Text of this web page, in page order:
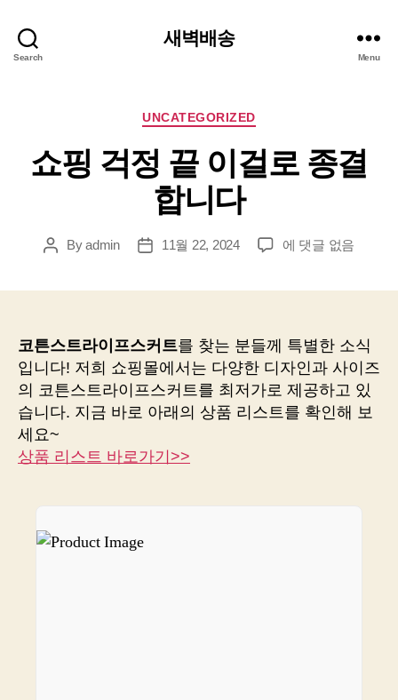
Search
새벽배송
Menu
Categories
UNCATEGORIZED
쇼핑 걱정 끝 이걸로 종결
합니다
PostByadmin
Post11월 22, 2024
쇼
이
걸
로
종
결
에 댓글 없음
코튼스트라이프스커트를 찾는 분들께 특별한 소식
입니다! 저희 쇼핑몰에서는 다양한 디자인과 사이즈
의 코튼스트라이프스커트를 최저가로 제공하고 있
습니다. 지금 바로 아래의 상품 리스트를 확인해 보
세요~
상품 리스트 바로가기>>